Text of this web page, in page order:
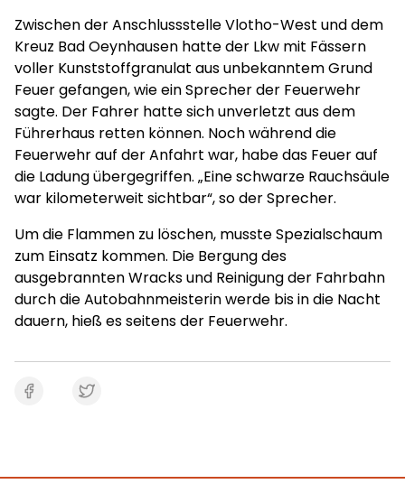
Zwischen der Anschlussstelle Vlotho-West und dem
Kreuz Bad Oeynhausen hatte der Lkw mit Fässern
voller Kunststoffgranulat aus unbekanntem Grund
Feuer gefangen, wie ein Sprecher der Feuerwehr
sagte. Der Fahrer hatte sich unverletzt aus dem
Führerhaus retten können. Noch während die
Feuerwehr auf der Anfahrt war, habe das Feuer auf
die Ladung übergegriffen. „Eine schwarze Rauchsäule
war kilometerweit sichtbar“, so der Sprecher.
Um die Flammen zu löschen, musste Spezialschaum
zum Einsatz kommen. Die Bergung des
ausgebrannten Wracks und Reinigung der Fahrbahn
durch die Autobahnmeisterin werde bis in die Nacht
dauern, hieß es seitens der Feuerwehr.